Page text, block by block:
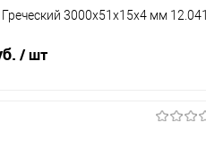
3000х51х15х4 мм 12.041
/ шт